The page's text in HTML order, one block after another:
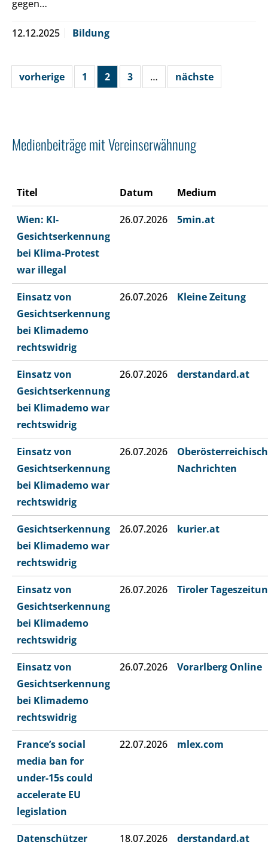
gegen…
12.12.2025 Bildung
vorherige 1 2 3 … nächste
Medienbeiträge mit Vereinserwähnung
Titel Datum Medium
Wien: KI-
Gesichtserkennung
bei Klima-Protest
war illegal
26.07.2026 5min.at
Einsatz von
Gesichtserkennung
bei Klimademo
rechtswidrig
26.07.2026 Kleine Zeitung
Einsatz von
Gesichtserkennung
bei Klimademo war
rechtswidrig
26.07.2026 derstandard.at
Einsatz von
Gesichtserkennung
bei Klimademo war
rechtswidrig
26.07.2026
Nachrichten
Gesichtserkennung
bei Klimademo war
rechtswidrig
26.07.2026 kurier.at
Einsatz von
Gesichtserkennung
bei Klimademo
rechtswidrig
26.07.2026 Tiroler
Einsatz von
Gesichtserkennung
bei Klimademo
rechtswidrig
26.07.2026 Vorarlberg Online
France’s social
media ban for
under-15s could
accelerate EU
legislation
22.07.2026 mlex.com
Datenschützer
18.07.2026 derstandard.at